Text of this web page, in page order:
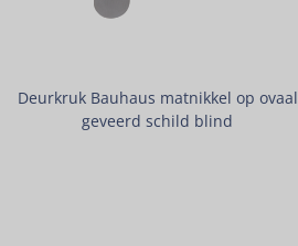
Deurkruk Bauhaus matnikkel op ovaal
geveerd schild blind